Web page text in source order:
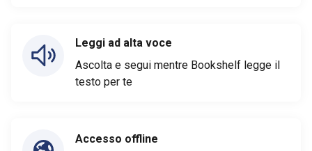
Leggi ad alta voce
Ascolta e segui mentre Bookshelf legge il
testo per te
Accesso offline